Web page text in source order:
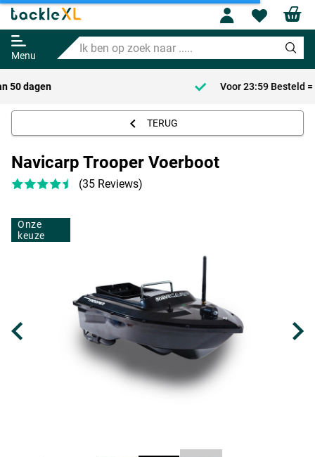
Menu
Ik
ben
op
Profile
Navicarp Trooper Voerboot
Adviesprijs
199.95
169.95
Voor 23:59 Besteld = Morgen in huis!*
TERUG
Navicarp Trooper Voerboot
(35 Reviews)
Onze
keuze